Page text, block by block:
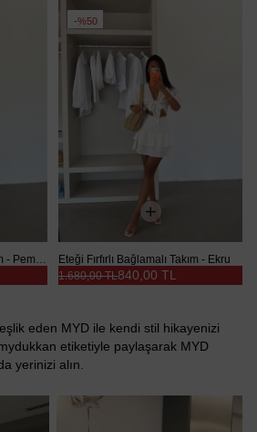
Eteği Fırfırlı Bağlamalı Takım - Pembe
%50
Eteği Fırfırlı Bağlamalı Takım - Ekru
840,00 TL
1.680,00 TL
eden MYD ile kendi stil hikayenizi
etiketiyle paylaşarak MYD
yerinizi alın.